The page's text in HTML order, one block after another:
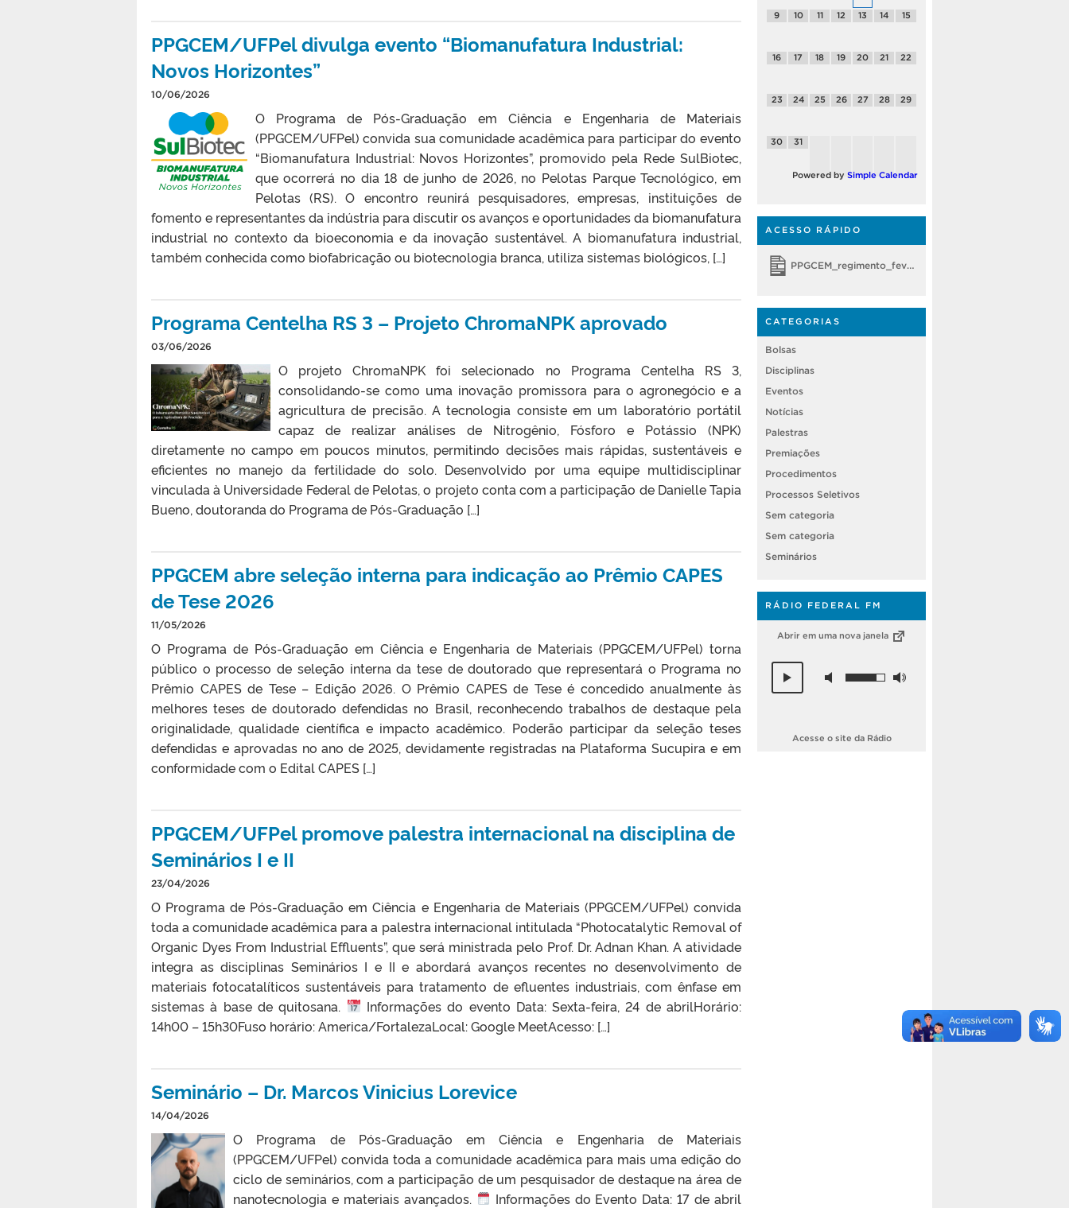
PPGCEM/UFPel divulga evento “Biomanufatura Industrial:
Novos Horizontes”
10/06/2026
O Programa de Pós-Graduação em Ciência e Engenharia de Materiais
(PPGCEM/UFPel) convida sua comunidade acadêmica para participar do evento
“Biomanufatura Industrial: Novos Horizontes”, promovido pela Rede SulBiotec,
que ocorrerá no dia 18 de junho de 2026, no Pelotas Parque Tecnológico, em
Pelotas (RS). O encontro reunirá pesquisadores, empresas, instituições de
fomento e representantes da indústria para discutir os avanços e oportunidades da biomanufatura
industrial no contexto da bioeconomia e da inovação sustentável. A biomanufatura industrial,
também conhecida como biofabricação ou biotecnologia branca, utiliza sistemas biológicos, […]
Programa Centelha RS 3 – Projeto ChromaNPK aprovado
03/06/2026
O projeto ChromaNPK foi selecionado no Programa Centelha RS 3,
consolidando-se como uma inovação promissora para o agronegócio e a
agricultura de precisão. A tecnologia consiste em um laboratório portátil
capaz de realizar análises de Nitrogênio, Fósforo e Potássio (NPK)
diretamente no campo em poucos minutos, permitindo decisões mais rápidas, sustentáveis e
eficientes no manejo da fertilidade do solo. Desenvolvido por uma equipe multidisciplinar
vinculada à Universidade Federal de Pelotas, o projeto conta com a participação de Danielle Tapia
Bueno, doutoranda do Programa de Pós-Graduação […]
PPGCEM abre seleção interna para indicação ao Prêmio CAPES
de Tese 2026
11/05/2026
O Programa de Pós-Graduação em Ciência e Engenharia de Materiais (PPGCEM/UFPel) torna
público o processo de seleção interna da tese de doutorado que representará o Programa no
Prêmio CAPES de Tese – Edição 2026. O Prêmio CAPES de Tese é concedido anualmente às
melhores teses de doutorado defendidas no Brasil, reconhecendo trabalhos de destaque pela
originalidade, qualidade científica e impacto acadêmico. Poderão participar da seleção teses
defendidas e aprovadas no ano de 2025, devidamente registradas na Plataforma Sucupira e em
conformidade com o Edital CAPES […]
PPGCEM/UFPel promove palestra internacional na disciplina de
Seminários I e II
23/04/2026
O Programa de Pós-Graduação em Ciência e Engenharia de Materiais (PPGCEM/UFPel) convida
toda a comunidade acadêmica para a palestra internacional intitulada “Photocatalytic Removal of
Organic Dyes From Industrial Effluents”, que será ministrada pelo Prof. Dr. Adnan Khan. A atividade
integra as disciplinas Seminários I e II e abordará avanços recentes no desenvolvimento de
materiais fotocatalíticos sustentáveis para tratamento de efluentes industriais, com ênfase em
sistemas à base de quitosana.
Informações do evento Data: Sexta-feira, 24 de abrilHorário:
14h00 – 15h30Fuso horário: America/FortalezaLocal: Google MeetAcesso: […]
Seminário – Dr. Marcos Vinicius Lorevice
14/04/2026
O Programa de Pós-Graduação em Ciência e Engenharia de Materiais
(PPGCEM/UFPel) convida toda a comunidade acadêmica para mais uma edição do
ciclo de seminários, com a participação de um pesquisador de destaque na área de
nanotecnologia e materiais avançados.
Informações do Evento Data: 17 de abril
9 10 11 12 13 14 15
16 17 18 19 20 21 22
23 24 25 26 27 28 29
30 31
Powered by Simple Calendar
ACESSO RÁPIDO
PPGCEM_regimento_fevereiro 2018
CATEGORIAS
Bolsas
Disciplinas
Eventos
Notícias
Palestras
Premiações
Procedimentos
Processos Seletivos
Sem categoria
Sem categoria
Seminários
RÁDIO FEDERAL FM
Abrir em uma nova janela
Acesse o site da Rádio